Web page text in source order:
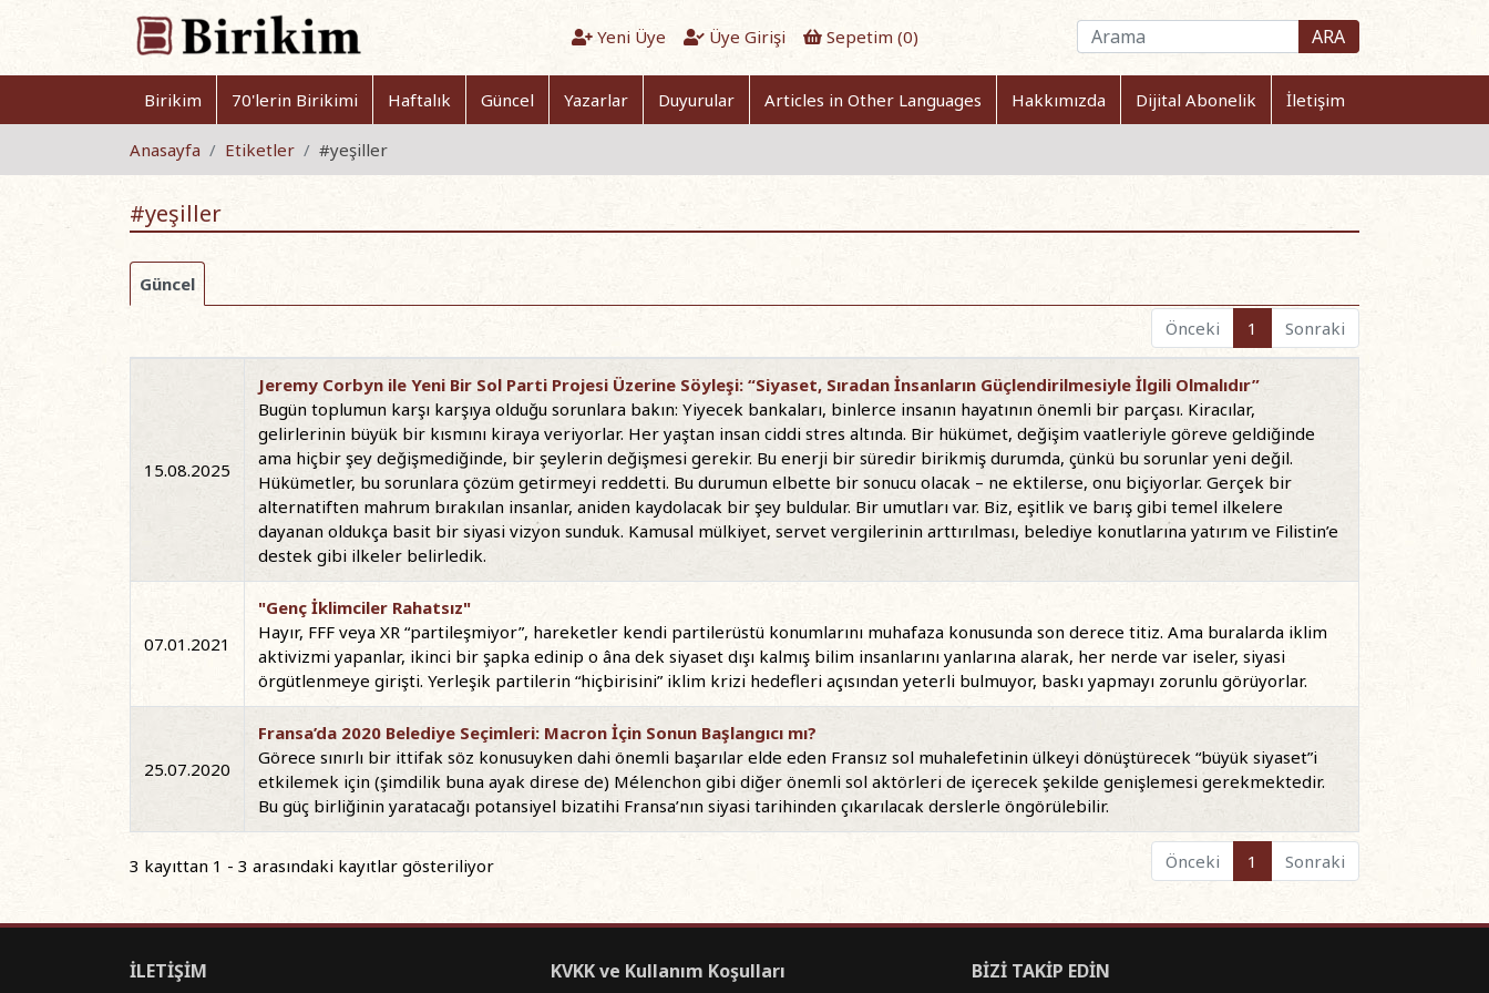
Yeni Üye Üye Girişi Sepetim (0) ARA
Birikim 70'lerin Birikimi Haftalık Güncel Yazarlar Duyurular Articles in Other Languages Hakkımızda Dijital Abonelik İletişim
Anasayfa Etiketler #yeşiller
#yeşiller
Güncel
Önceki
1 Sonraki
15.08.2025
Jeremy Corbyn ile Yeni Bir Sol Parti Projesi Üzerine Söyleşi: “Siyaset, Sıradan İnsanların Güçlendirilmesiyle İlgili Olmalıdır”
Bugün toplumun karşı karşıya olduğu sorunlara bakın: Yiyecek bankaları, binlerce insanın hayatının önemli bir parçası. Kiracılar,
gelirlerinin büyük bir kısmını kiraya veriyorlar. Her yaştan insan ciddi stres altında. Bir hükümet, değişim vaatleriyle göreve geldiğinde
ama hiçbir şey değişmediğinde, bir şeylerin değişmesi gerekir. Bu enerji bir süredir birikmiş durumda, çünkü bu sorunlar yeni değil.
Hükümetler, bu sorunlara çözüm getirmeyi reddetti. Bu durumun elbette bir sonucu olacak – ne ektilerse, onu biçiyorlar. Gerçek bir
alternatiften mahrum bırakılan insanlar, aniden kaydolacak bir şey buldular. Bir umutları var. Biz, eşitlik ve barış gibi temel ilkelere
dayanan oldukça basit bir siyasi vizyon sunduk. Kamusal mülkiyet, servet vergilerinin arttırılması, belediye konutlarına yatırım ve Filistin’e
destek gibi ilkeler belirledik.
07.01.2021
"Genç İklimciler Rahatsız"
Hayır, FFF veya XR “partileşmiyor”, hareketler kendi partilerüstü konumlarını muhafaza konusunda son derece titiz. Ama buralarda iklim
aktivizmi yapanlar, ikinci bir şapka edinip o âna dek siyaset dışı kalmış bilim insanlarını yanlarına alarak, her nerde var iseler, siyasi
örgütlenmeye girişti. Yerleşik partilerin “hiçbirisini” iklim krizi hedefleri açısından yeterli bulmuyor, baskı yapmayı zorunlu görüyorlar.
25.07.2020
Fransa’da 2020 Belediye Seçimleri: Macron İçin Sonun Başlangıcı mı?
Görece sınırlı bir ittifak söz konusuyken dahi önemli başarılar elde eden Fransız sol muhalefetinin ülkeyi dönüştürecek “büyük siyaset”i
etkilemek için (şimdilik buna ayak direse de) Mélenchon gibi diğer önemli sol aktörleri de içerecek şekilde genişlemesi gerekmektedir.
Bu güç birliğinin yaratacağı potansiyel bizatihi Fransa’nın siyasi tarihinden çıkarılacak derslerle öngörülebilir.
3 kayıttan 1 - 3 arasındaki kayıtlar gösteriliyor Önceki 1 Sonraki
İLETİŞİM KVKK ve Kullanım Koşulları BİZİ TAKİP EDİN